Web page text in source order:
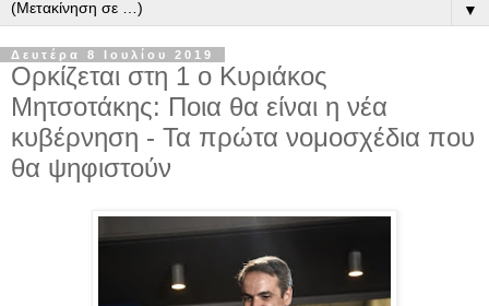
▼
Δευτέρα 8 Ιουλίου 2019
Ορκίζεται στη 1 ο Κυριάκος
Μητσοτάκης: Ποια θα είναι η νέα
κυβέρνηση - Τα πρώτα νομοσχέδια που
θα ψηφιστούν